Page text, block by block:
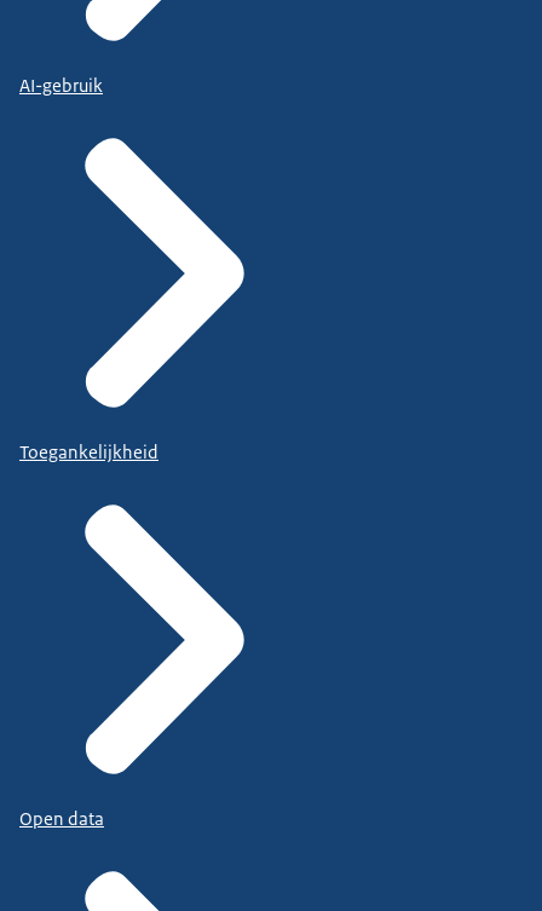
AI-gebruik
Toegankelijkheid
Open data